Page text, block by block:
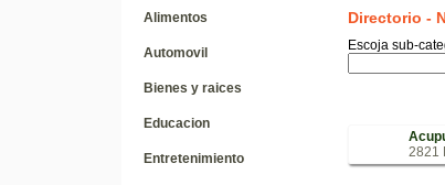
Alimentos
Automovil
Bienes y raices
Educacion
Entretenimiento
Directorio -
Escoja sub-
2821